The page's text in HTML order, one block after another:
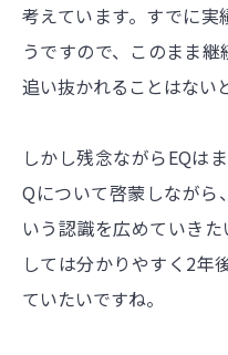
考えています。すでに
うですので、このまま
追い抜かれることはない
しかし残念ながらEQは
Qについて啓蒙しながら
いう認識を広めていき
しては分かりやすく2年
ていたいですね。